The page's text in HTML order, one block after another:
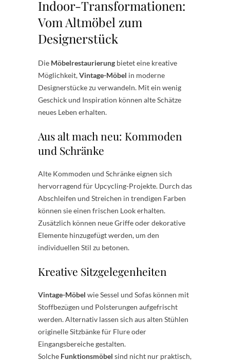
Indoor-Transformationen:
Vom Altmöbel zum
Designerstück
Die Möbelrestaurierung bietet eine kreative
Möglichkeit,Vintage-Möbel in moderne
Designerstücke zu verwandeln. Mit ein wenig
Geschick und Inspiration können alte Schätze
neues Leben erhalten.
Aus alt mach neu: Kommoden
und Schränke
Alte Kommoden und Schränke eignen sich
hervorragend für Upcycling-Projekte. Durch das
Abschleifen und Streichen in trendigen Farben
können sie einen frischen Look erhalten.
Zusätzlich können neue Griffe oder dekorative
Elemente hinzugefügt werden, um den
individuellen Stil zu betonen.
Kreative Sitzgelegenheiten
Vintage-Möbel wie Sessel und Sofas können mit
Stoffbezügen und Polsterungen aufgefrischt
werden. Alternativ lassen sich aus alten Stühlen
originelle Sitzbänke für Flure oder
Eingangsbereiche gestalten.
Solche Funktionsmöbel sind nicht nur praktisch,